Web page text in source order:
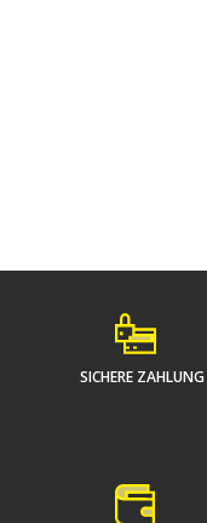
SICHERE ZAHLUNG